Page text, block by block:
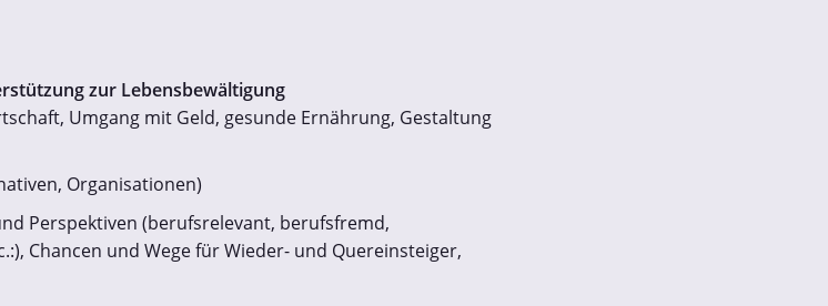
zur Lebensbewältigung
Umgang mit Geld, gesunde Ernährung, Gestaltung
Organisationen)
Perspektiven (berufsrelevant, berufsfremd,
Chancen und Wege für Wieder- und Quereinsteiger,